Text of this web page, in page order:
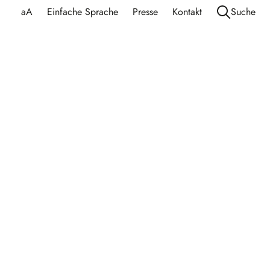
aA Einfache Sprache Presse Kontakt Suche